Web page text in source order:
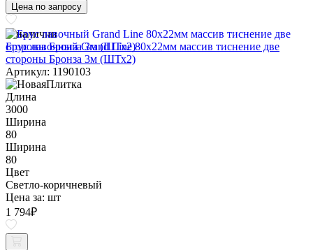
Цена по запросу
В наличии
Брус лавочный Grand Line 80х22мм массив тиснение две
стороны Бронза 3м (ШТх2)
Артикул: 1190103
Длина
3000
Ширина
80
Ширина
80
Цвет
Светло-коричневый
Цена за: шт
1 794₽